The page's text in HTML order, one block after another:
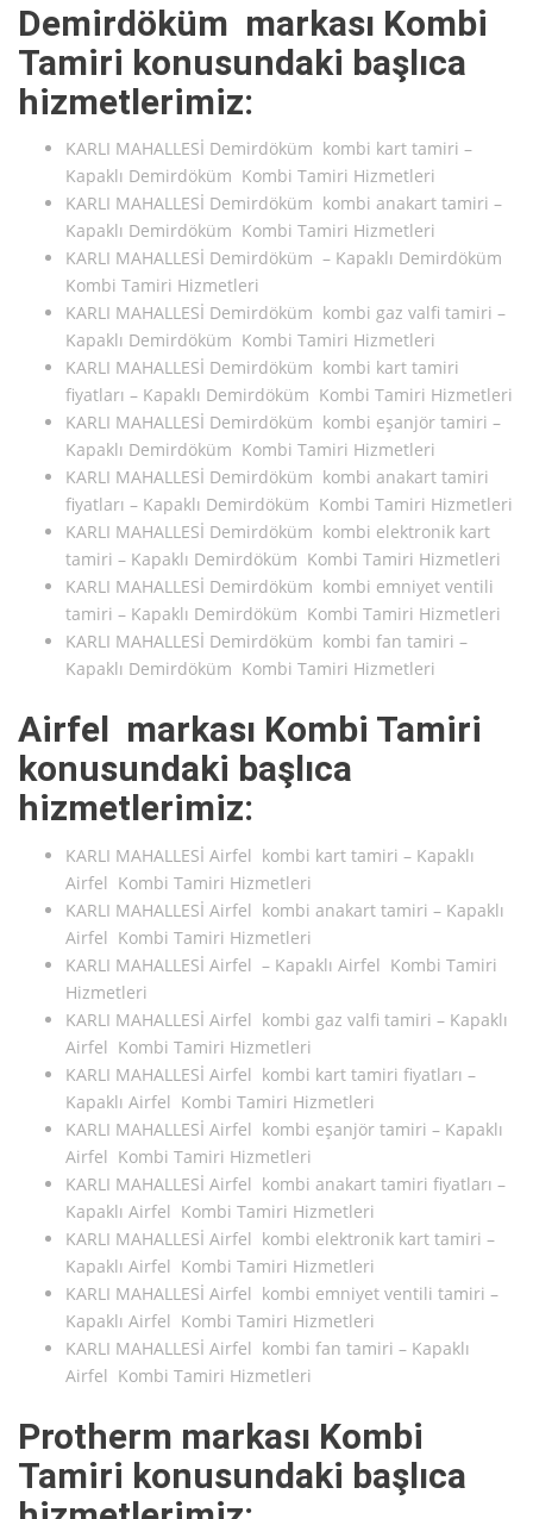
Demirdöküm markası Kombi
Tamiri konusundaki başlıca
hizmetlerimiz:
KARLI MAHALLESİ Demirdöküm kombi kart tamiri –
Kapaklı Demirdöküm Kombi Tamiri Hizmetleri
KARLI MAHALLESİ Demirdöküm kombi anakart tamiri –
Kapaklı Demirdöküm Kombi Tamiri Hizmetleri
KARLI MAHALLESİ Demirdöküm – Kapaklı Demirdöküm
Kombi Tamiri Hizmetleri
KARLI MAHALLESİ Demirdöküm kombi gaz valfi tamiri –
Kapaklı Demirdöküm Kombi Tamiri Hizmetleri
KARLI MAHALLESİ Demirdöküm kombi kart tamiri
fiyatları – Kapaklı Demirdöküm Kombi Tamiri Hizmetleri
KARLI MAHALLESİ Demirdöküm kombi eşanjör tamiri –
Kapaklı Demirdöküm Kombi Tamiri Hizmetleri
KARLI MAHALLESİ Demirdöküm kombi anakart tamiri
fiyatları – Kapaklı Demirdöküm Kombi Tamiri Hizmetleri
KARLI MAHALLESİ Demirdöküm kombi elektronik kart
tamiri – Kapaklı Demirdöküm Kombi Tamiri Hizmetleri
KARLI MAHALLESİ Demirdöküm kombi emniyet ventili
tamiri – Kapaklı Demirdöküm Kombi Tamiri Hizmetleri
KARLI MAHALLESİ Demirdöküm kombi fan tamiri –
Kapaklı Demirdöküm Kombi Tamiri Hizmetleri
Airfel markası Kombi Tamiri
konusundaki başlıca
hizmetlerimiz:
KARLI MAHALLESİ Airfel kombi kart tamiri – Kapaklı
Airfel Kombi Tamiri Hizmetleri
KARLI MAHALLESİ Airfel kombi anakart tamiri – Kapaklı
Airfel Kombi Tamiri Hizmetleri
KARLI MAHALLESİ Airfel – Kapaklı Airfel Kombi Tamiri
Hizmetleri
KARLI MAHALLESİ Airfel kombi gaz valfi tamiri – Kapaklı
Airfel Kombi Tamiri Hizmetleri
KARLI MAHALLESİ Airfel kombi kart tamiri fiyatları –
Kapaklı Airfel Kombi Tamiri Hizmetleri
KARLI MAHALLESİ Airfel kombi eşanjör tamiri – Kapaklı
Airfel Kombi Tamiri Hizmetleri
KARLI MAHALLESİ Airfel kombi anakart tamiri fiyatları –
Kapaklı Airfel Kombi Tamiri Hizmetleri
KARLI MAHALLESİ Airfel kombi elektronik kart tamiri –
Kapaklı Airfel Kombi Tamiri Hizmetleri
KARLI MAHALLESİ Airfel kombi emniyet ventili tamiri –
Kapaklı Airfel Kombi Tamiri Hizmetleri
KARLI MAHALLESİ Airfel kombi fan tamiri – Kapaklı
Airfel Kombi Tamiri Hizmetleri
Protherm markası Kombi
Tamiri konusundaki başlıca